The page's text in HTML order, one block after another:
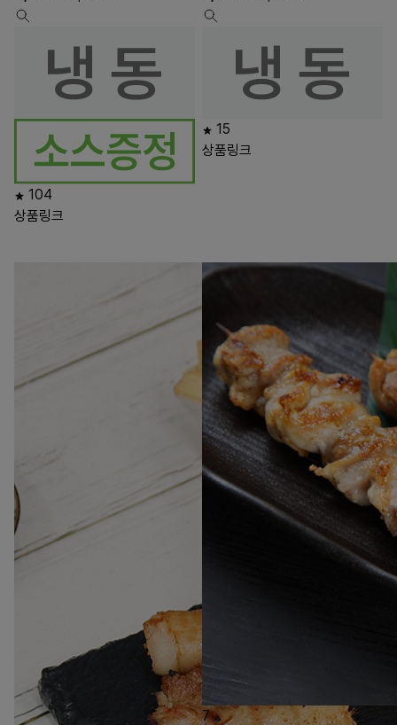
104
상품링크
15
상품링크
7